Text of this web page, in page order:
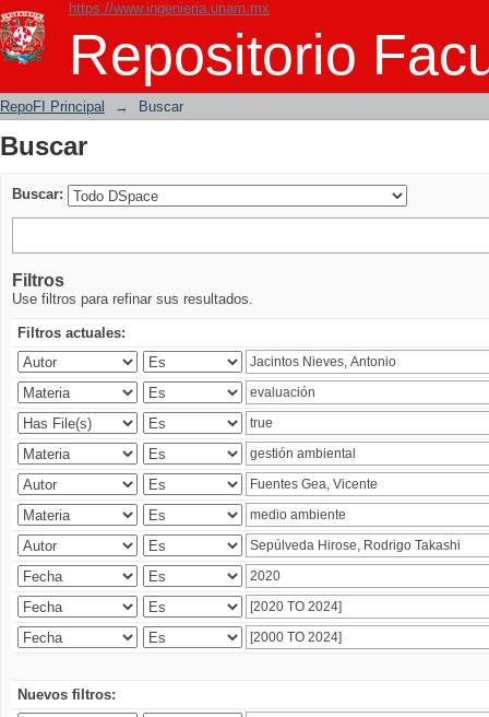
https://www.ingenieria.unam.mx
Repositorio
Buscar
RepoFI Principal → Buscar
Buscar
Buscar:
Filtros
Use filtros para refinar sus resultados.
Filtros actuales:
Nuevos filtros: